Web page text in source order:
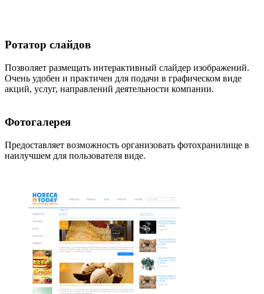
Ротатор слайдов
Позволяет размещать интерактивный слайдер изображений.
Очень удобен и практичен для подачи в графическом виде
акций, услуг, направлений деятельности компании.
Фотогалерея
Предоставляет возможность организовать фотохранилище в
наилучшем для пользователя виде.